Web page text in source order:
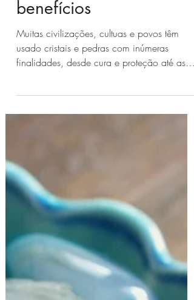
poder dos cristais e seus
benefícios
Muitas civilizações, cultuas e povos têm